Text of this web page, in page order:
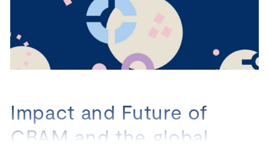
Impact and Future of
CBAM and the global